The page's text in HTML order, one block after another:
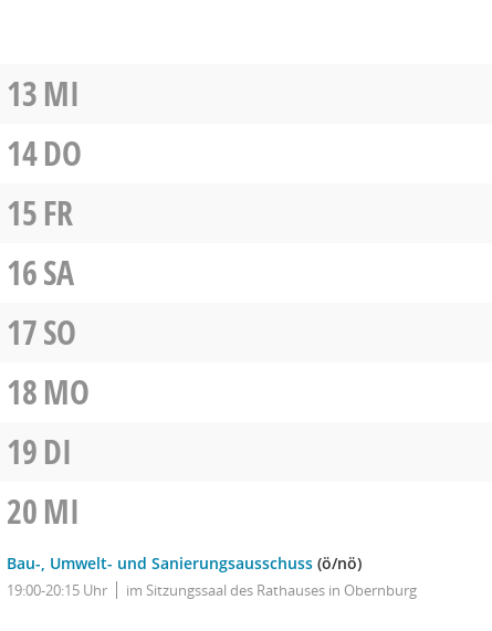
13MI
14DO
15FR
16SA
17SO
18MO
19DI
20MI
Bau-, Umwelt- und Sanierungsausschuss (ö/nö)
19:00-20:15 Uhr im Sitzungssaal des Rathauses in Obernburg